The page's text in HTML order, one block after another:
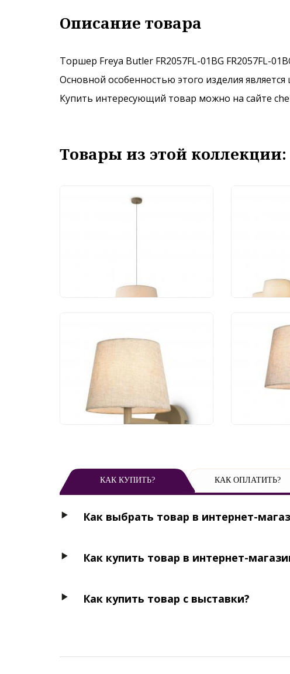
Описание товара
Торшер Freya Butler FR2057FL-01BG FR2057FL-
Основной особенностью этого изделия
Купить интересующий товар можно на сайте
Товары из этой коллекции:
Подвесной светильник
FR2057WL-01BG
3 480 руб.
Бра
5
КАК КУПИТЬ? КАК ОПЛАТИТЬ?
Как выбрать товар в интернет-
Как купить товар в интернет-
Как купить товар с выставки?